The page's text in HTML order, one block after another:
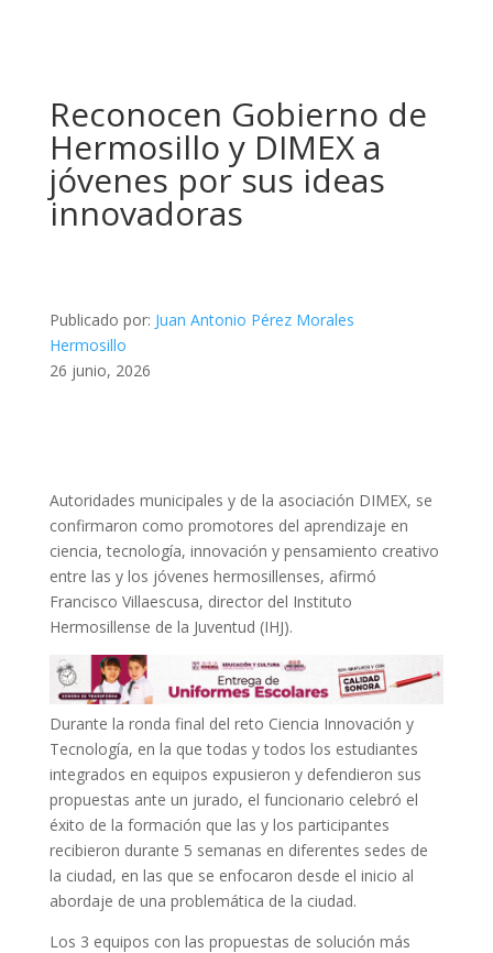
Reconocen Gobierno de
Hermosillo y DIMEX a
jóvenes por sus ideas
innovadoras
Publicado por: Juan Antonio Pérez Morales
Hermosillo
26 junio, 2026
Autoridades municipales y de la asociación DIMEX, se
confirmaron como promotores del aprendizaje en
ciencia, tecnología, innovación y pensamiento creativo
entre las y los jóvenes hermosillenses, afirmó
Francisco Villaescusa, director del Instituto
Hermosillense de la Juventud (IHJ).
Durante la ronda final del reto Ciencia Innovación y
Tecnología, en la que todas y todos los estudiantes
integrados en equipos expusieron y defendieron sus
propuestas ante un jurado, el funcionario celebró el
éxito de la formación que las y los participantes
recibieron durante 5 semanas en diferentes sedes de
la ciudad, en las que se enfocaron desde el inicio al
abordaje de una problemática de la ciudad.
Los 3 equipos con las propuestas de solución más